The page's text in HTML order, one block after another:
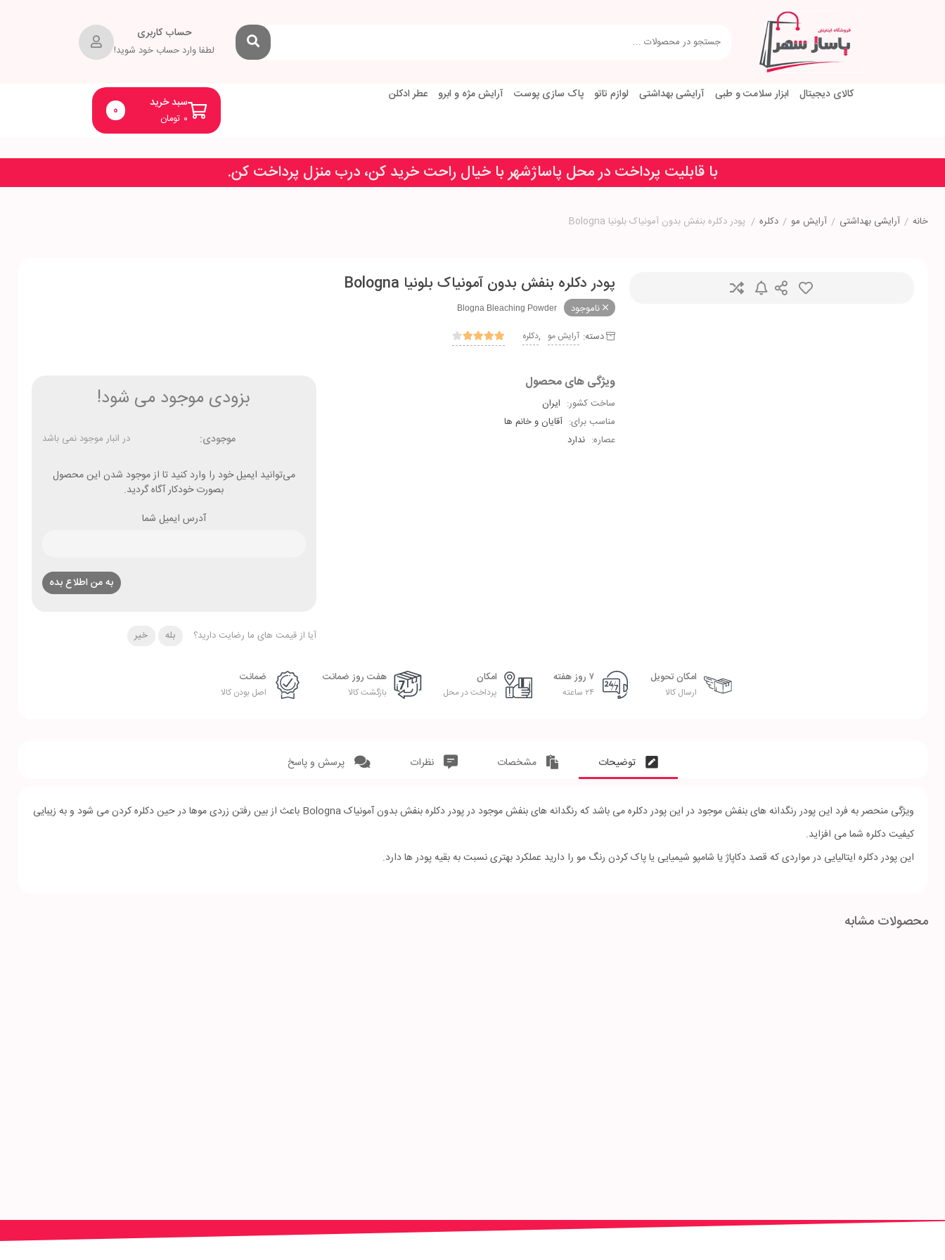
حساب کاربری
لطفا وارد حساب خود شوید!
کالای دیجیتال ابزار سلامت و طبی آرایشی بهداشتی لوازم تاتو پاک سازی پوست آرایش مژه و ابرو عطر ادکلن سبد خرید
تومان ۰ 0
با قابلیت پرداخت در محل پاساژشهر با خیال راحت خرید کن، درب منزل پرداخت کن.
خانه / آرایشی بهداشتی / آرایش مو / دکلره / پودر دکلره بنفش بدون آمونیاک بلونیا Bologna
پودر دکلره بنفش بدون آمونیاک بلونیا Bologna
ناموجود Blogna Bleaching Powder
دسته: آرایش مو ,دکلره
ویژگی های محصول
ساخت کشور: ایران
مناسب برای: آقایان و خانم ها
عصاره: ندارد
بزودی موجود می شود!
موجودی: در انبار موجود نمی باشد
می‌توانید ایمیل خود را وارد کنید تا از موجود شدن این محصول
بصورت خودکار آگاه گردید.
آدرس ایمیل شما
آیا از قیمت های ما رضایت دارید؟ بله خیر
امکان تحویل
ارسال کالا
۷ روز هفته
۲۴ ساعته
امکان
پرداخت در محل
هفت روز ضمانت
بازگشت کالا
ضمانت
اصل بودن کالا
توضیحات مشخصات نظرات پرسش و پاسخ
ويژگی منحصر به فرد اين پودر رنگدانه های بنفش موجود در این پودر دکلره می باشد که رنگدانه های بنفش موجود در پودر دكلره بنفش بدون آمونياک Bologna باعث از بين رفتن زردی موها در حين دكلره کردن می شود و به زیبایی
کیفیت دکلره شما می افزاید.
این پودر دکلره ایتالیایی در مواردی که قصد دکاپاژ یا شامپو شیمیایی یا پاک کردن رنگ مو را دارید عملکرد بهتری نسبت به بقیه پودر ها دارد.
محصولات مشابه